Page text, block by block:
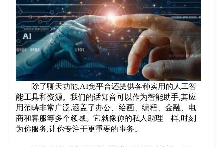
能工具和资源。我们的话知音可以作为智能助手,其应
用范畴非常广泛,涵盖了办公、绘画、编程、金融、电
商和客服等多个领域。它就像你的私人助理一样,时刻
为你服务,让你专注于更重要的事务。